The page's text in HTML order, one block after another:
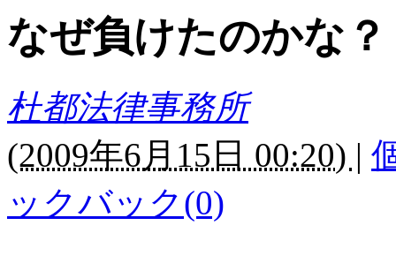
なぜ負けたのかな？
杜都法律事務所
(2009年6月15日 00:20) |
ックバック(0)